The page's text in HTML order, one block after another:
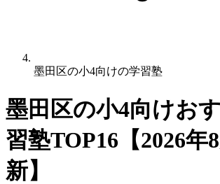
墨田区の小4向けの学習塾
墨田区の小4向けお
習塾TOP16【2026年
新】